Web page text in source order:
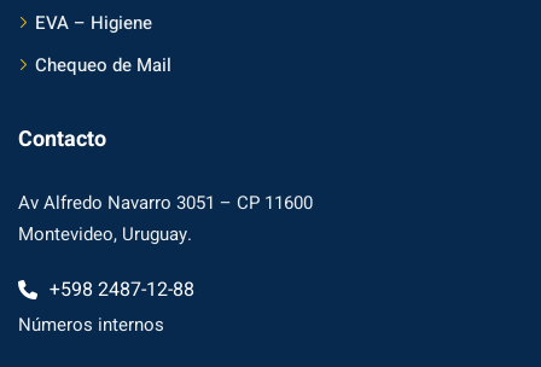
EVA – Higiene
Chequeo de Mail
Contacto
Av Alfredo Navarro 3051 – CP 11600
Montevideo, Uruguay.
+598 2487-12-88
Números internos